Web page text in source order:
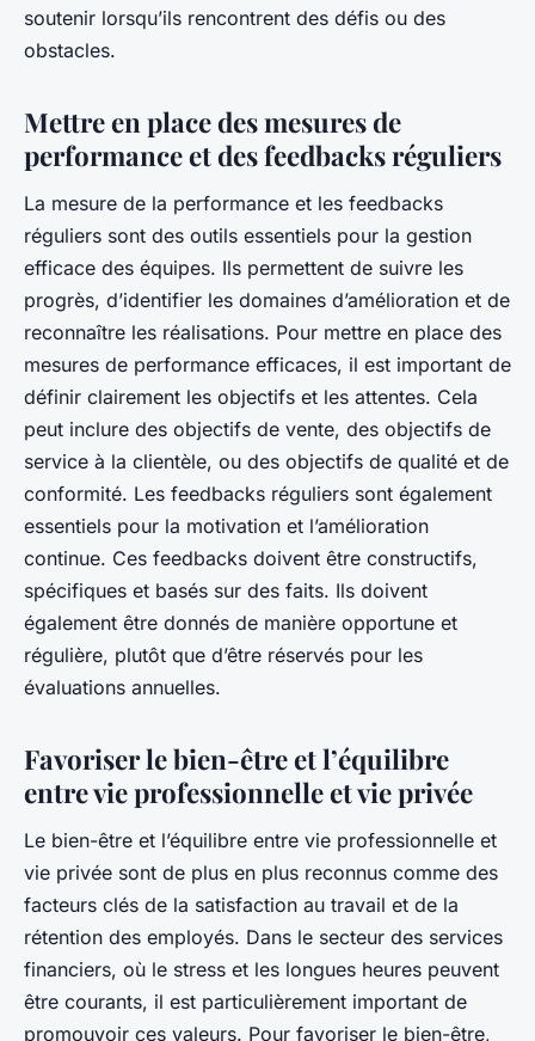
soutenir lorsqu’ils rencontrent des défis ou des
obstacles.
Mettre en place des mesures de
performance et des feedbacks réguliers
La mesure de la performance et les feedbacks
réguliers sont des outils essentiels pour la gestion
efficace des équipes. Ils permettent de suivre les
progrès, d’identifier les domaines d’amélioration et de
reconnaître les réalisations. Pour mettre en place des
mesures de performance efficaces, il est important de
définir clairement les objectifs et les attentes. Cela
peut inclure des objectifs de vente, des objectifs de
service à la clientèle, ou des objectifs de qualité et de
conformité. Les feedbacks réguliers sont également
essentiels pour la motivation et l’amélioration
continue. Ces feedbacks doivent être constructifs,
spécifiques et basés sur des faits. Ils doivent
également être donnés de manière opportune et
régulière, plutôt que d’être réservés pour les
évaluations annuelles.
Favoriser le bien-être et l’équilibre
entre vie professionnelle et vie privée
Le bien-être et l’équilibre entre vie professionnelle et
vie privée sont de plus en plus reconnus comme des
facteurs clés de la satisfaction au travail et de la
rétention des employés. Dans le secteur des services
financiers, où le stress et les longues heures peuvent
être courants, il est particulièrement important de
promouvoir ces valeurs. Pour favoriser le bien-être,